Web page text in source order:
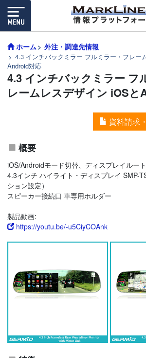
ホーム 外注・調達先情報
4.3 インチバックミラー フルミラー・フレー
Android対応
4.3 インチバックミラー フ
レームレスデザイン iOSと
資料請求
概要
iOS/Androidモード切替、ディスプレイルート
4.3インチ ハイライト・ディスプレイ SMP-
ション設定）
スピーカー接続口 車専用ホルダー
製品動画:
https://youtu.be/-u5CiyCOAnk